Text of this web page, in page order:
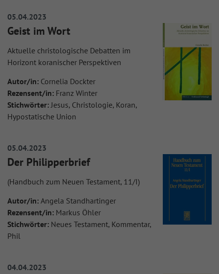
05.04.2023
Geist im Wort
Aktuelle christologische Debatten im
Horizont koranischer Perspektiven
Autor/in: Cornelia Dockter
Rezensent/in: Franz Winter
Stichwörter:Jesus, Christologie, Koran,
Hypostatische Union
05.04.2023
Der Philipperbrief
(Handbuch zum Neuen Testament, 11/I)
Autor/in: Angela Standhartinger
Rezensent/in: Markus Öhler
Stichwörter: Neues Testament, Kommentar,
Phil
04.04.2023